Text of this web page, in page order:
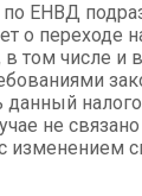
ЕНВД
о переходе
том числе и
данный
не
изменением